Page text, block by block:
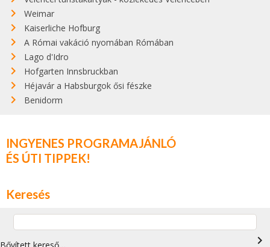
Weimar
Kaiserliche Hofburg
A Római vakáció nyomában Rómában
Lago d'Idro
Hofgarten Innsbruckban
Héjavár a Habsburgok ősi fészke
Benidorm
INGYENES PROGRAMAJÁNLÓ
ÉS ÚTI TIPPEK!
Keresés
navigate_next